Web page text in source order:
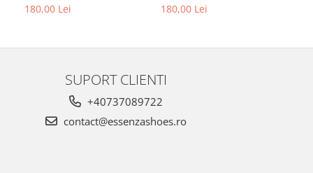
textura croco
180,00 Lei 180,00 Lei
SUPORT CLIENTI
+40737089722
contact@essenzashoes.ro